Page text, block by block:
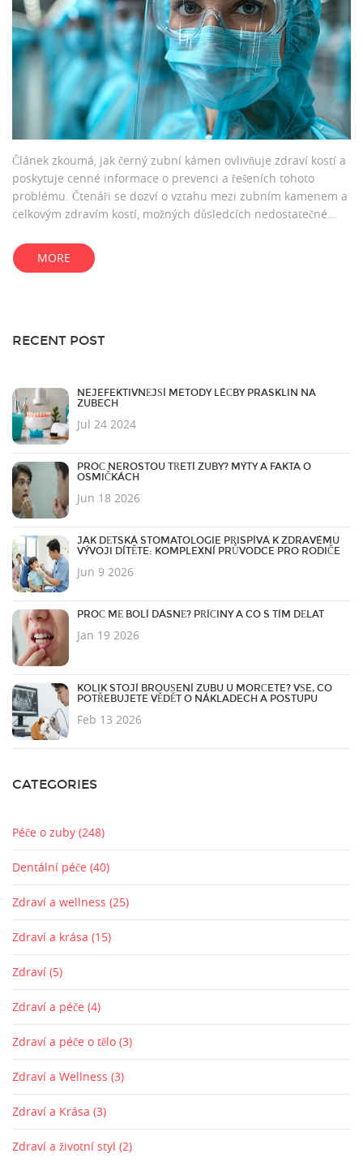
Článek zkoumá, jak černý zubní kámen ovlivňuje zdraví kostí a
poskytuje cenné informace o prevenci a řešeních tohoto
problému. Čtenáři se dozví o vztahu mezi zubním kamenem a
celkovým zdravím kostí, možných důsledcích nedostatečné
negativními vlivy zubního kamene.
MORE
RECENT POST
NEJEFEKTIVNĚJŠÍ METODY LÉČBY PRASKLIN NA
ZUBECH
Jul 24 2024
PROČ NEROSTOU TŘETÍ ZUBY? MÝTY A FAKTA O
OSMIČKÁCH
Jun 18 2026
JAK DĚTSKÁ STOMATOLOGIE PŘISPÍVÁ K ZDRAVÉMU
VÝVOJI DÍTĚTE: KOMPLEXNÍ PRŮVODCE PRO RODIČE
Jun 9 2026
PROČ MĚ BOLÍ DÁSNĚ? PŘÍČINY A CO S TÍM DĚLAT
Jan 19 2026
KOLIK STOJÍ BROUŠENÍ ZUBU U MORČETE? VŠE, CO
POTŘEBUJETE VĚDĚT O NÁKLADECH A POSTUPU
Feb 13 2026
CATEGORIES
Péče o zuby (248)
Dentální péče (40)
Zdraví a wellness (25)
Zdraví a krása (15)
Zdraví (5)
Zdraví a péče (4)
Zdraví a péče o tělo (3)
Zdraví a Wellness (3)
Zdraví a Krása (3)
Zdraví a životní styl (2)